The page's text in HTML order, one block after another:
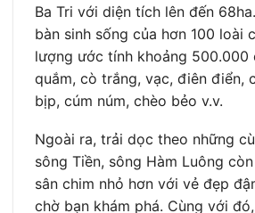
Ba Tri với diện tích lên đến
bàn sinh sống của hơn 100 loài
lượng ước tính khoảng 500.000
quắm, cò trắng, vạc, điên điển,
bịp, cúm núm, chèo bẻo v.v.
Ngoài ra, trải dọc theo những
sông Tiền, sông Hàm Luông
sân chim nhỏ hơn với vẻ đẹp
chờ bạn khám phá. Cùng với